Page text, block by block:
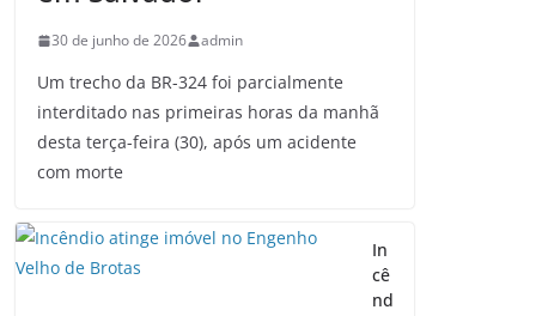
30 de junho de 2026 admin
Um trecho da BR-324 foi parcialmente
interditado nas primeiras horas da manhã
desta terça-feira (30), após um acidente
com morte
In
cê
nd